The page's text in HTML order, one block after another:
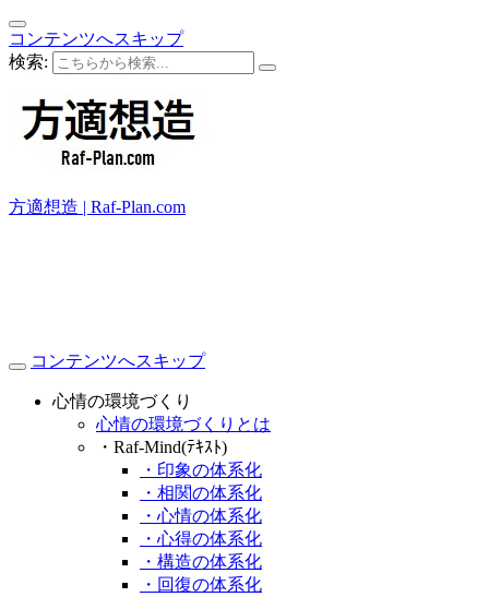
コンテンツへスキップ
検索:
方適想造 | Raf-Plan.com
コンテンツへスキップ
心情の環境づくり
心情の環境づくりとは
・Raf-Mind(ﾃｷｽﾄ)
・印象の体系化
・相関の体系化
・心情の体系化
・心得の体系化
・構造の体系化
・回復の体系化